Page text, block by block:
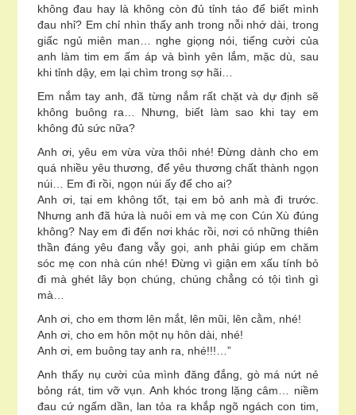
không đau hay là không còn đủ tỉnh táo để biết mình
đau nhỉ? Em chỉ nhìn thấy anh trong nỗi nhớ dài, trong
giấc ngủ miên man… nghe giọng nói, tiếng cười của
anh làm tim em ấm áp và bình yên lắm, mặc dù, sau
khi tỉnh dậy, em lại chìm trong sợ hãi…
Em nắm tay anh, đã từng nắm rất chặt và dự định sẽ
không buông ra… Nhưng, biết làm sao khi tay em
không đủ sức nữa?
Anh ơi, yêu em vừa vừa thôi nhé! Đừng dành cho em
quá nhiều yêu thương, để yêu thương chất thành ngọn
núi… Em đi rồi, ngọn núi ấy để cho ai?
Anh ơi, tại em không tốt, tại em bỏ anh mà đi trước.
Nhưng anh đã hứa là nuôi em và mẹ con Cún Xù đúng
không? Nay em đi đến nơi khác rồi, nơi có những thiên
thần đáng yêu đang vẫy gọi, anh phải giúp em chăm
sóc mẹ con nhà cún nhé! Đừng vì giận em xấu tính bỏ
đi mà ghét lây bọn chúng, chúng chẳng có tội tình gì
mà…
Anh ơi, cho em thơm lên mắt, lên mũi, lên cằm, nhé!
Anh ơi, cho em hôn một nụ hôn dài, nhé!
Anh ơi, em buông tay anh ra, nhé!!!…”
Anh thấy nụ cười của mình đăng đắng, gò má nứt nẻ
bỏng rát, tim vỡ vụn. Anh khóc trong lặng câm… niềm
đau cứ ngấm dần, lan tỏa ra khắp ngõ ngách con tim,